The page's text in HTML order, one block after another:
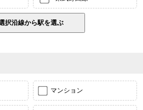
マンション